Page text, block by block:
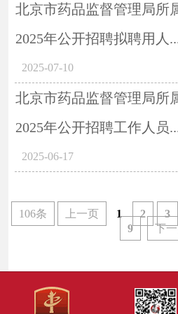
北京市药品监督管理局所
2025年公开招聘拟聘用人
2025-07-10
北京市药品监督管理局所
2025年公开招聘工作人员
2025-06-17
106条 上一页 1 2 3
9
下